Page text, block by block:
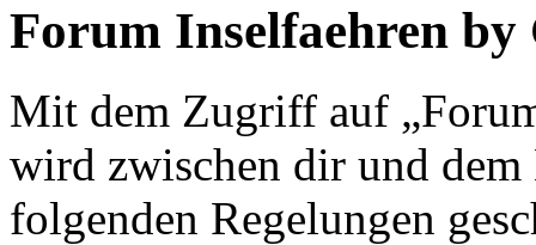
Forum Inselfaehren
Mit dem Zugriff auf
wird zwischen dir und
folgenden Regelungen